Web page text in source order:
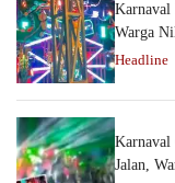
Warga
Headline
Karnaval
Jalan,